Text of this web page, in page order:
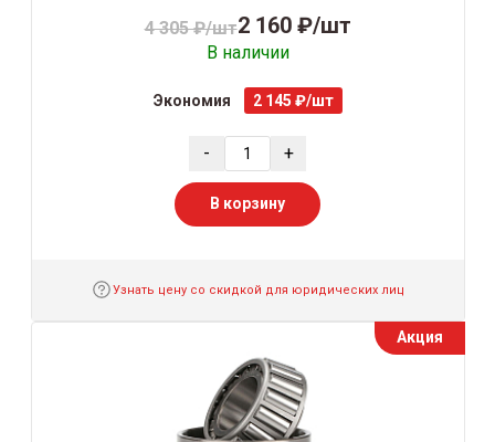
4 305 ₽/шт2 160 ₽/шт
В наличии
Экономия 2 145 ₽/шт
- +
В корзину
Узнать цену со скидкой для юридических лиц
Акция